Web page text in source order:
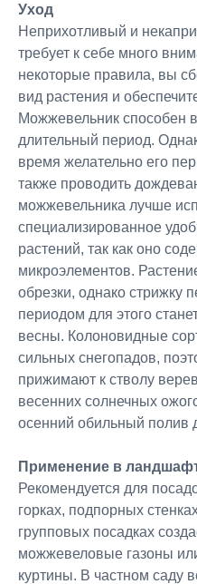
Уход
Неприхотливый и
требует к себе много
некоторые правила, вы
вид растения и
Можжевельник способен
длительный период.
время желательно его
также проводить
можжевельника лучше
специализированное
растений, так как оно
микроэлементов.
обрезки, однако стрижку
периодом для этого
весны. Колоновидные
сильных снегопадов,
прижимают к стволу
весенних солнечных
осенний обильный полив
Применение в
Рекомендуется для
горках, подпорных
групповых посадках
можжевеловые газоны
куртины. В частном саду